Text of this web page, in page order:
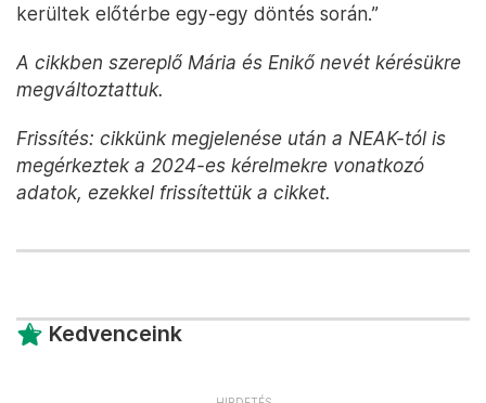
kerültek előtérbe egy-egy döntés során.”
A cikkben szereplő Mária és Enikő nevét kérésükre
megváltoztattuk.
Frissítés: cikkünk megjelenése után a NEAK-tól is
megérkeztek a 2024-es kérelmekre vonatkozó
adatok, ezekkel frissítettük a cikket.
Kedvenceink